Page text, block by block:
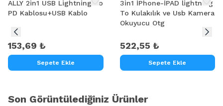
ALLY 2in1 USB Lightning To
PD Kablosu+USB Kablo
153,69 ₺
Sepete Ekle
3in1 İPhone-İPAD lightning
To Kulakılık ve Usb Kamera
Okuyucu Otg
522,55 ₺
Sepete Ekle
Son Görüntülediğiniz Ürünler